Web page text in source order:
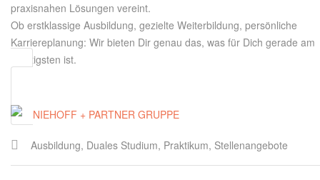
praxisnahen Lösungen vereint.
Ob erstklassige Ausbildung, gezielte Weiterbildung, persönliche
Karriereplanung: Wir bieten Dir genau das, was für Dich gerade am
wichtigsten ist.
Ausbildung, Duales Studium, Praktikum, Stellenangebote